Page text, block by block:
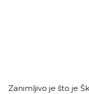
Zanimljivo je što je